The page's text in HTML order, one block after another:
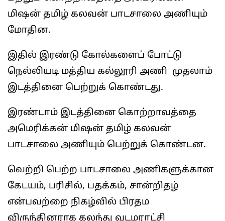
மிஷன் தமிழ் கலவன் பாடசாலை அணியும்
மோதின.
இதில் இரண்டு கோல்களைப் போட்டு
நெல்லியடி மத்திய கல்லூரி அணி முதலாம்
இடத்தினை பெற்றுக் கொண்டது.
இரண்டாம் இடத்தினை கொற்றாவத்தை
அமெரிக்கன் மிஷன் தமிழ் கலவன்
பாடசாலை அணியும் பெற்றுக் கொண்டன.
வெற்றி பெற்ற பாடசாலை அணிகளுக்கான
கேடயம், பரிசில், பதக்கம், சான்றிதழ்
என்பவற்றை நிகழ்வில் பிரதம
விருந்தினராக கலந்து வடமராட்சி